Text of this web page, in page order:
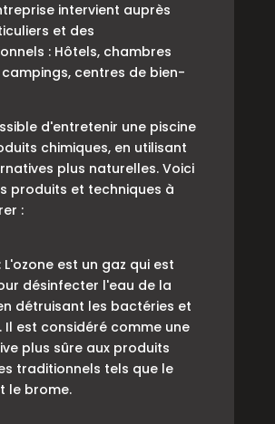
intervient auprès
et des
: Hôtels, chambres
centres de bien-
d'entretenir une piscine
chimiques, en utilisant
plus naturelles. Voici
produits et techniques à
:
L'ozone est un gaz qui est
désinfecter l'eau de la
détruisant les bactéries et
Il est considéré comme une
plus sûre aux produits
traditionnels tels que le
le brome.